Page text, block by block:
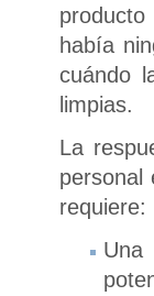
había
cuándo
limpias.
La
personal
requiere: